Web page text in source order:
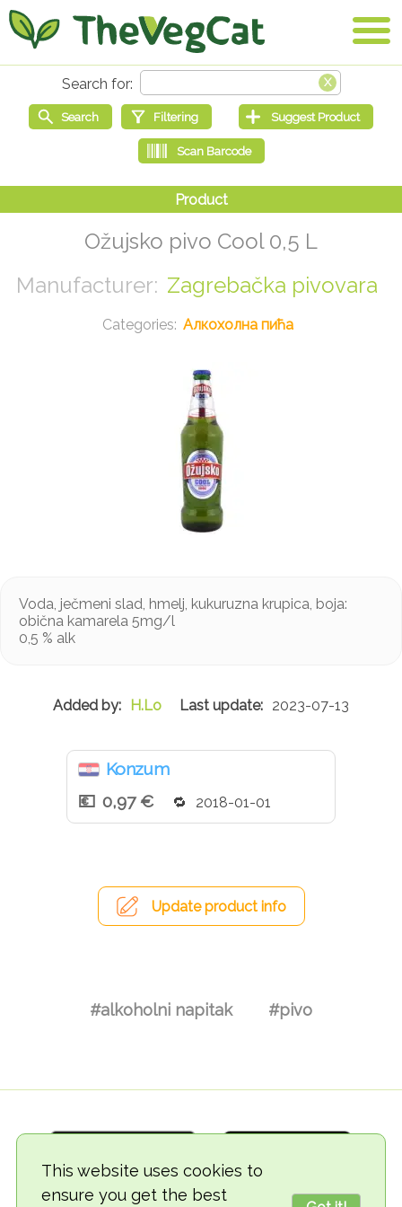
This website uses cookies to
ensure you get the best
Ožujsko pivo Cool 0,5 L
Zagrebačka pivovara
Алкохолна пића
Voda, ječmeni slad, hmelj, kukuruzna krupica, boja:
obična kamarela 5mg/l
0,5 % alk
H.Lo 2023-07-13
Konzum
0,97 €
2018-01-01
Update product info
#alkoholni napitak #pivo